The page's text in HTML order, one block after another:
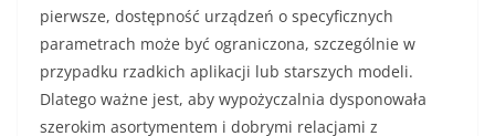
pierwsze, dostępność urządzeń o specyficznych
parametrach może być ograniczona, szczególnie w
przypadku rzadkich aplikacji lub starszych modeli.
Dlatego ważne jest, aby wypożyczalnia dysponowała
szerokim asortymentem i dobrymi relacjami z